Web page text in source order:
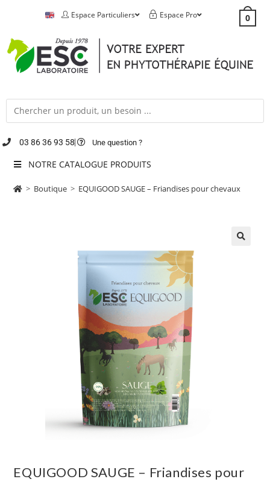
Espace Particuliers Espace Pro 0
03 86 36 93 58 Une question ?
NOTRE CATALOGUE PRODUITS
> Boutique > EQUIGOOD SAUGE – Friandises pour chevaux
EQUIGOOD SAUGE – Friandises pour